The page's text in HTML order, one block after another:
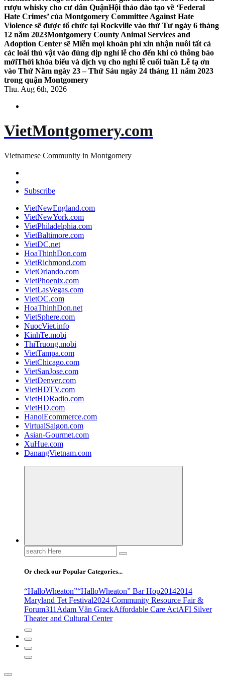
rượu whisky cho cư dân QuậnHội thảo đào tạo về ‘Federal
Hate Crimes’ của Montgomery Committee Against Hate
Violence sẽ được tổ chức tại Rockville vào thứ Tư ngày 6 tháng
12 năm 2023Montgomery County Animal Services and
Adoption Center sẽ Miễn mọi khoản phí xin nhận nuôi tất cả
các loài thú vật vào đúng dịp nghỉ lễ cho đến khi có thông báo
mớiThời khóa biểu và dịch vụ cho nghỉ lễ cuối tuần Lễ tạ ơn
vào Thứ Năm ngày 23 – Thứ Sáu ngày 24 tháng 11 năm 2023
trong quận Montgomery
Thu. Aug 6th, 2026
VietMontgomery.com
Vietnamese Community in Montgomery
Subscribe
VietNewEngland.com
VietNewYork.com
VietPhiladelphia.com
VietBaltimore.com
VietDC.net
HoaThinhDon.com
VietRichmond.com
VietOrlando.com
VietPhoenix.com
VietLasVegas.com
VietOC.com
HoaThinhDon.net
VietSphere.com
NuocViet.info
KinhTe.mobi
ThiTruong.mobi
VietTampa.com
VietChicago.com
VietSanJose.com
VietDenver.com
VietHDTV.com
VietHDRadio.com
VietHD.com
HanoiEcommerce.com
VirtualSaigon.com
Asian-Gourmet.com
XuHue.com
DanangVietnam.com
Search
for:
Or check our Popular Categories...
“HalloWheaton”“HalloWheaton” Bar Hop20142014
Maryland Tet Festival2024 Community Resource Fair &
Forum311 Adam Văn GrackAffordable Care ActAFI Silver
Theater and Cultural Center